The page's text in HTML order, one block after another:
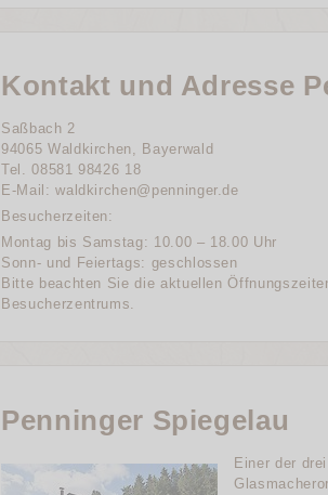
Kontakt und Adresse
Saßbach 2
94065 Waldkirchen, Bayerwald
Tel. 08581 98426 18
E-Mail: waldkirchen@penninger.de
Besucherzeiten:
Montag bis Samstag: 10.00 – 18.00 Uhr
Sonn- und Feiertags: geschlossen
Bitte beachten Sie die aktuellen
Besucherzentrums.
Penninger Spiegelau
Einer der